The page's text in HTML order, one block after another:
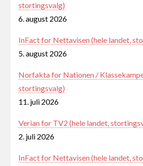
stortingsvalg)
6. august 2026
InFact for Nettavisen (hele landet,
5. august 2026
Norfakta for Nationen /
stortingsvalg)
11. juli 2026
Verian for TV2 (hele landet,
2. juli 2026
InFact for Nettavisen (hele landet,